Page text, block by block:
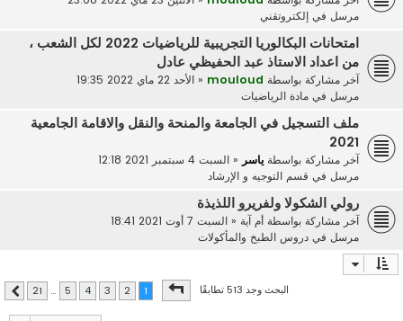
مرسل في إلكتروتقني
امتحانات البكالوريا التجريبية للرياضيات 2022 لكل الشعب ،
من اعداد الاستاذ عبد الحفيظي عادل
آخر مشاركة بواسطة mouloud
« الأحد 22 ماي 2022 19:35
مرسل في مادة الرياضيات
ملف التسجيل في الجامعة والمنحة والنقل والاقامة الجامعية
2021
آخر مشاركة بواسطة ياسر« السبت 4 سبتمبر 2021 12:18
مرسل في قسم التوجيه و الإرشاد
رولي الشكولا ولفريرو اللذيذة
آخر مشاركة بواسطة أم آية« السبت 7 أوت 2021 18:41
مرسل في دروس الطبخ والمأكولات
البحث وجد 513 تطابقًا صفحة1 من21
2
3
4
5
…
21 التالي